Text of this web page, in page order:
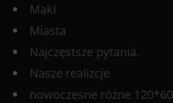
Maki
Miasta
Najczęstsze pytania.
Nasze realizcje
nowoczesne różne 120*60